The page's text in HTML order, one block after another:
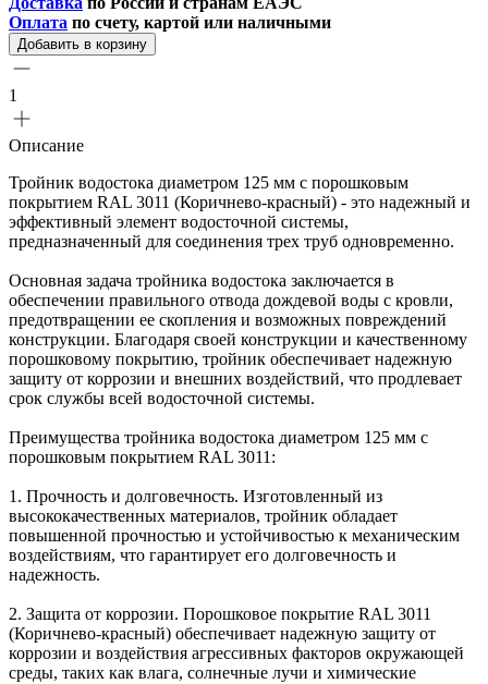
Оплата по счету, картой или наличными
Добавить в корзину
1
Описание
Тройник водостока диаметром 125 мм с порошковым
покрытием RAL 3011 (Коричнево-красный) - это надежный и
эффективный элемент водосточной системы,
предназначенный для соединения трех труб одновременно.
Основная задача тройника водостока заключается в
обеспечении правильного отвода дождевой воды с кровли,
предотвращении ее скопления и возможных повреждений
конструкции. Благодаря своей конструкции и качественному
порошковому покрытию, тройник обеспечивает надежную
защиту от коррозии и внешних воздействий, что продлевает
срок службы всей водосточной системы.
Преимущества тройника водостока диаметром 125 мм с
порошковым покрытием RAL 3011:
1. Прочность и долговечность. Изготовленный из
высококачественных материалов, тройник обладает
повышенной прочностью и устойчивостью к механическим
воздействиям, что гарантирует его долговечность и
надежность.
2. Защита от коррозии. Порошковое покрытие RAL 3011
(Коричнево-красный) обеспечивает надежную защиту от
коррозии и воздействия агрессивных факторов окружающей
среды, таких как влага, солнечные лучи и химические